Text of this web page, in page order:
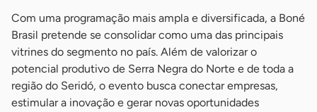
Com uma programação mais ampla e diversificada, a Boné
Brasil pretende se consolidar como uma das principais
vitrines do segmento no país. Além de valorizar o
potencial produtivo de Serra Negra do Norte e de toda a
região do Seridó, o evento busca conectar empresas,
estimular a inovação e gerar novas oportunidades